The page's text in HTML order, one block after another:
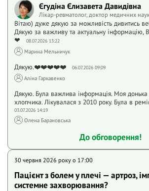
Єгудіна Єлизавета Давидівна
Лікар-ревматолог, доктор медичних
Вітаю) дуже дякую за можливість дивитись
Дякую за важливу та актуальну
❤
08.07.2026 13:22
Марина Мельничук
Дякую.❤️❤️❤️❤️❤️ 06.07.2026 09:09
Аліна Гаркавенко
Дякую. Була важлива інформація. Моя
хлопчика. Лікувалася з 2010 року. Була в
03.07.2026 14:19
Олена Барановська
До обговорення!
30 червня 2026 року o 17:00
Пацієнт з болем у плечі — артроз,
системне захворювання?